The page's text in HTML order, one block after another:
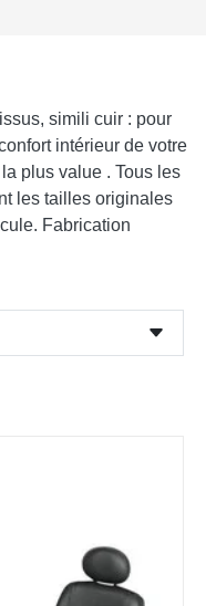
simili cuir : pour
intérieur de votre
plus value . Tous les
les tailles originales
Fabrication